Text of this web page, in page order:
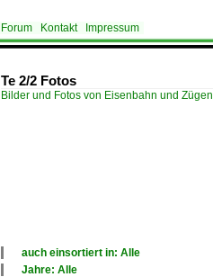
Forum Kontakt Impressum
Te 2/2 Fotos
Bilder und Fotos von Eisenbahn und Zügen
auch einsortiert in: Alle
Jahre: Alle